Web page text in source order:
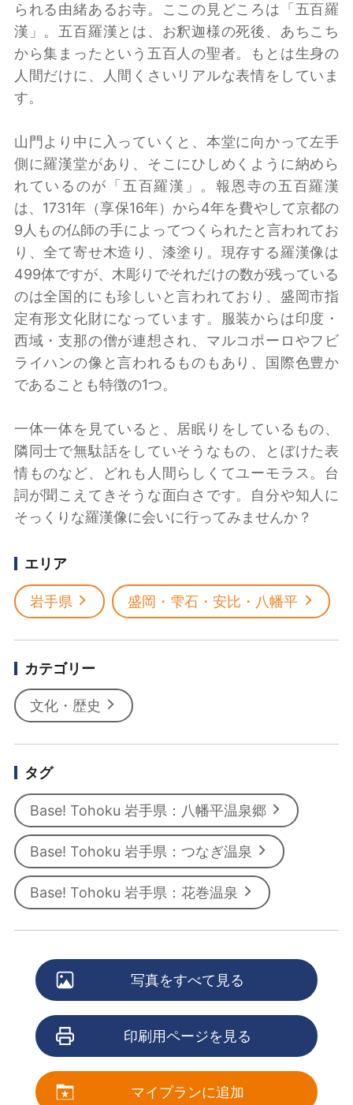
られる由緒あるお寺。ここの見どころは「五百羅
漢」。五百羅漢とは、お釈迦様の死後、あちこち
から集まったという五百人の聖者。もとは生身の
人間だけに、人間くさいリアルな表情をしていま
す。
山門より中に入っていくと、本堂に向かって左手
側に羅漢堂があり、そこにひしめくように納めら
れているのが「五百羅漢」。報恩寺の五百羅漢
は、1731年（享保16年）から4年を費やして京都の
9人もの仏師の手によってつくられたと言われてお
り、全て寄せ木造り、漆塗り。現存する羅漢像は
499体ですが、木彫りでそれだけの数が残っている
のは全国的にも珍しいと言われており、盛岡市指
定有形文化財になっています。服装からは印度・
西域・支那の僧が連想され、マルコポーロやフビ
ライハンの像と言われるものもあり、国際色豊か
であることも特徴の1つ。
一体一体を見ていると、居眠りをしているもの、
隣同士で無駄話をしていそうなもの、とぼけた表
情ものなど、どれも人間らしくてユーモラス。台
詞が聞こえてきそうな面白さです。自分や知人に
そっくりな羅漢像に会いに行ってみませんか？
エリア
岩手県 盛岡・雫石・安比・八幡平
カテゴリー
文化・歴史
タグ
Base! Tohoku 岩手県：八幡平温泉郷
Base! Tohoku 岩手県：つなぎ温泉
Base! Tohoku 岩手県：花巻温泉
写真をすべて見る
印刷用ページを見る
マイプランに追加